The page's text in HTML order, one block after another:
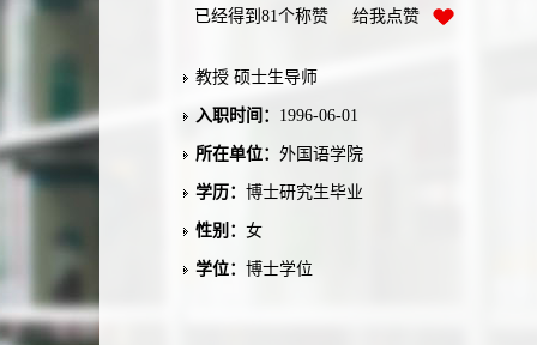
已经得到 81个称赞 给我点赞
教授 硕士生导师
入职时间： 1996-06-01
所在单位： 外国语学院
学历： 博士研究生毕业
性别： 女
学位： 博士学位